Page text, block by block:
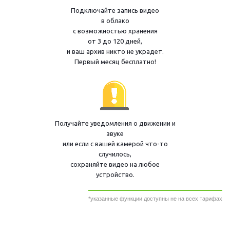
Подключайте запись видео
в облако
с возможностью хранения
от 3 до 120 дней,
и ваш архив никто не украдет.
Первый месяц бесплатно!
Получайте уведомления о движении и
звуке
или если с вашей камерой что-то
случилось,
сохраняйте видео на любое
устройство.
*указанные функции доступны не на всех тарифах